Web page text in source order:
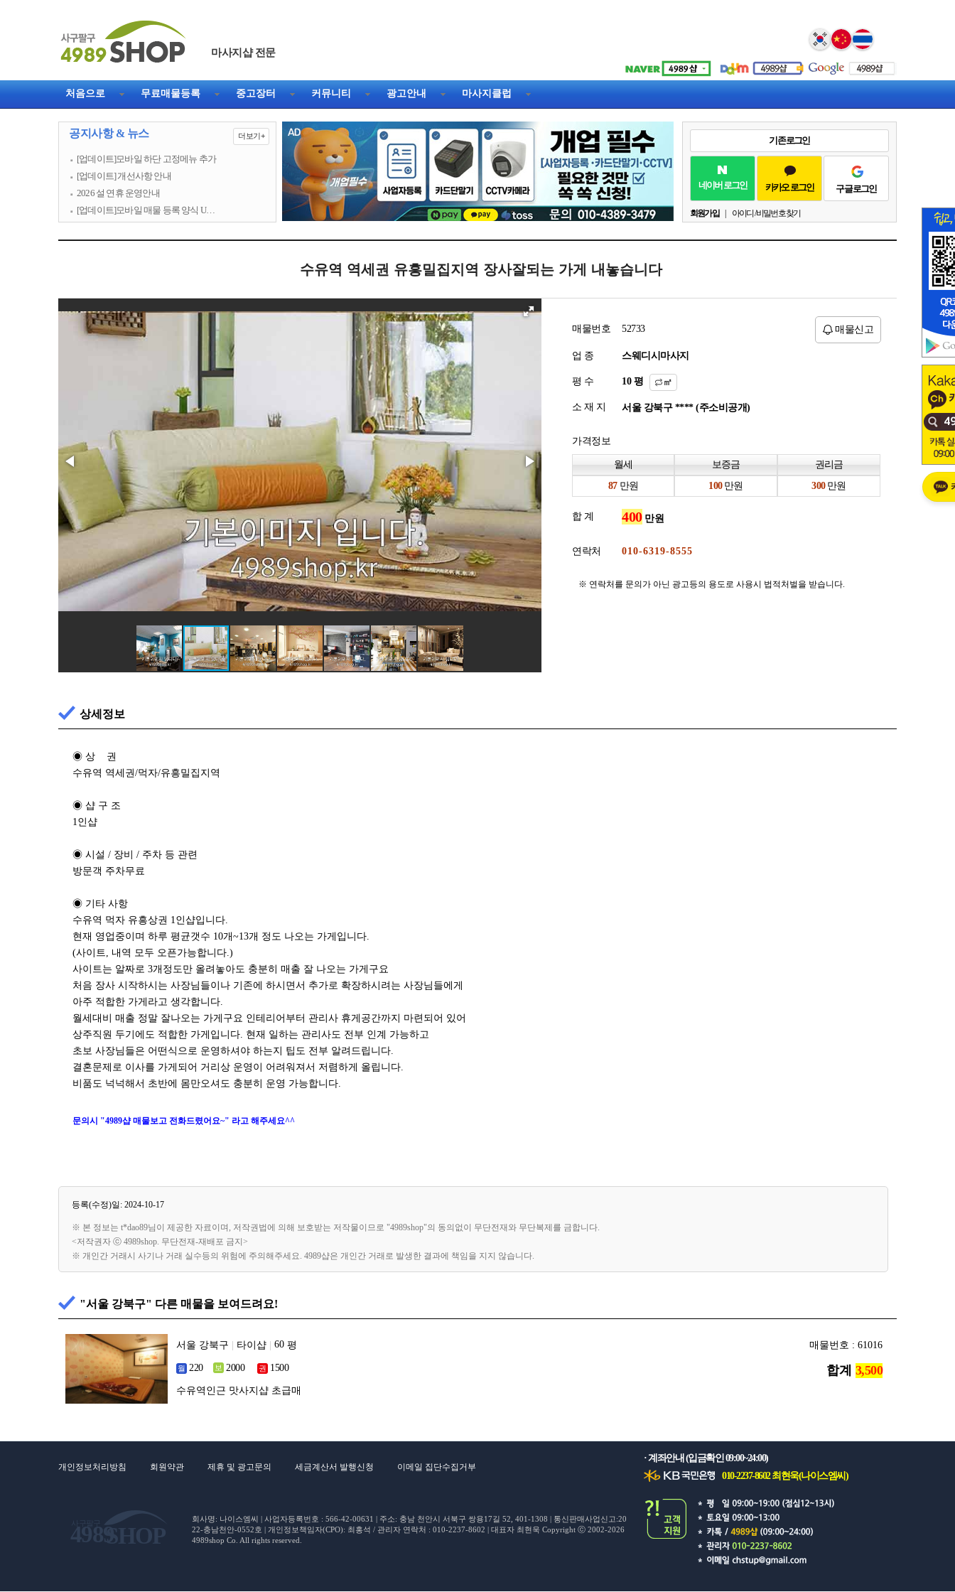
Select Language ▼
마사지샵 전문
처음으로 무료매물등록 중고장터 커뮤니티 광고안내 마사지클럽
공지사항 & 뉴스 더보기+
[업데이트]모바일 하단 고정메뉴 추가
[업데이트] 개선사항 안내
2026 설 연휴 운영안내
[업데이트]모바일 매물 등록 양식 U…
기존 로그인
네이버 로그인 카카오 로그인 구글 로그인
회원가입 아이디 / 비밀번호 찾기
수유역 역세권 유흥밀집지역 장사잘되는 가게 내놓습니다
매물번호 52733 매물신고
업 종 스웨디시마사지
평 수 평 ㎡
소 재 지 서울 강북구 **** (주소비공개)
가격정보
월세 보증금
권리금
만원
만원 만원
합 계 만원
연락처
※ 연락처를 문의가 아닌 광고등의 용도로 사용시 법적처벌을 받습니다.
상세정보
◉ 상 권
수유역 역세권/먹자/유흥밀집지역
◉ 샵 구 조
1인샵
◉ 시설 / 장비 / 주차 등 관련
방문객 주차무료
◉ 기타 사항
수유역 먹자 유흥상권 1인샵입니다.
현재 영업중이며 하루 평균갯수 10개~13개 정도 나오는 가게입니다.
(사이트, 내역 모두 오픈가능합니다.)
사이트는 알짜로 3개정도만 올려놓아도 충분히 매출 잘 나오는 가게구요
처음 장사 시작하시는 사장님들이나 기존에 하시면서 추가로 확장하시려는 사장님들에게
아주 적합한 가게라고 생각합니다.
월세대비 매출 정말 잘나오는 가게구요 인테리어부터 관리사 휴게공간까지 마련되어 있어
상주직원 두기에도 적합한 가게입니다. 현재 일하는 관리사도 전부 인계 가능하고
초보 사장님들은 어떤식으로 운영하셔야 하는지 팁도 전부 알려드립니다.
결혼문제로 이사를 가게되어 거리상 운영이 어려워져서 저렴하게 올립니다.
비품도 넉넉해서 초반에 몸만오셔도 충분히 운영 가능합니다.
문의시 "4989샵 매물보고 전화드렸어요~" 라고 해주세요^^
등록(수정)일: 2024-10-17
※ 본 정보는 t*dao89님이 제공한 자료이며, 저작권법에 의해 보호받는 저작물이므로 "4989shop"의 동의없이 무단전재와 무단복제를 금합니다.
<저작권자 ⓒ 4989shop. 무단전재-재배포 금지>
※ 개인간 거래시 사기나 거래 실수등의 위험에 주의해주세요. 4989샵은 개인간 거래로 발생한 결과에 책임을 지지 않습니다.
"서울 강북구" 다른 매물을 보여드려요!
서울 강북구 타이샵 평 매물번호 : 61016
합계
수유역인근 맛사지샵 초급매
개인정보처리방침 회원약관 제휴 및 광고문의 세금계산서 발행신청 이메일 집단수집거부
· 계좌안내 (입금확인 09:00~24:00)
010-2237-8602 최현욱(나이스엠씨)
회사명: 나이스엠씨 | 사업자등록번호 : 566-42-00631 | 주소: 충남 천안시 서북구 쌍용17길 52, 401-1308 | 통신판매사업신고:20
22-충남천안-0552호 | 개인정보책임자(CPO): 최홍석 / 관리자 연락처 : 010-2237-8602 | 대표자 최현욱 Copyright ⓒ 2002-2026
4989shop Co. All rights reserved.